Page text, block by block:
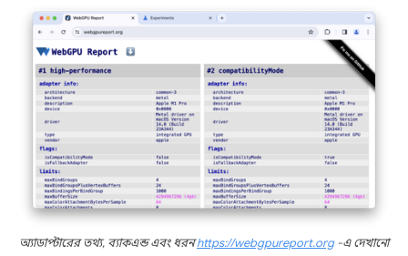
অ্যাডাপ্টারের তথ্য, ব্যাকএন্ড এবং ধরনhttps://webgpureport.org-এ দেখানো